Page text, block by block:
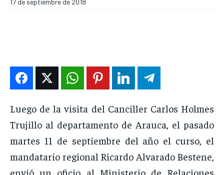
INSTITUCIONAL
PUATE CON NOSOTROS
INSTITUCIONAL
PUATE CON NOSOTROS
INSTITUCIONAL
PUATE CON NOSOTROS
INSTITUCIONAL
PUATE CON NOSOTROS
17 de septiembre de 2018
Luego de la visita del Canciller Carlos Holmes
Trujillo al departamento de Arauca, el pasado
martes 11 de septiembre del año el curso, el
mandatario regional Ricardo Alvarado Bestene,
envió un oficio al Ministerio de Relaciones